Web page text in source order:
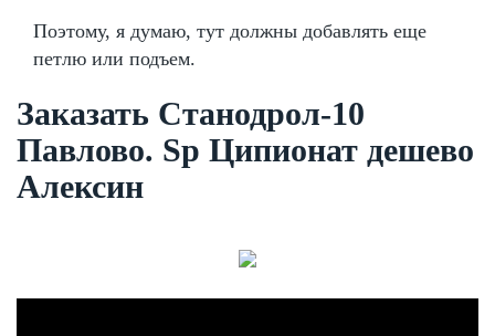
Поэтому, я думаю, тут должны добавлять еще
петлю или подъем.
Заказать Станодрол-10
Павлово. Sp Ципионат дешево
Алексин